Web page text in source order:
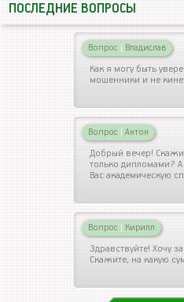
ПОСЛЕДНИЕ ВОПРОСЫ
Вопрос | Владислав
Как я могу быть
мошенники и не
Вопрос | Антон
Добрый вечер!
только дипломами?
Вас академическую
Вопрос | Кирилл
Здравствуйте! Хочу
Скажите, на какую